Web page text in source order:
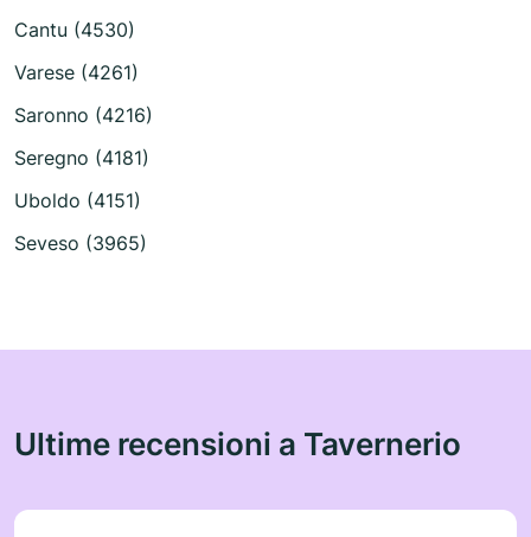
Cantu (4530)
Varese (4261)
Saronno (4216)
Seregno (4181)
Uboldo (4151)
Seveso (3965)
Ultime recensioni a Tavernerio